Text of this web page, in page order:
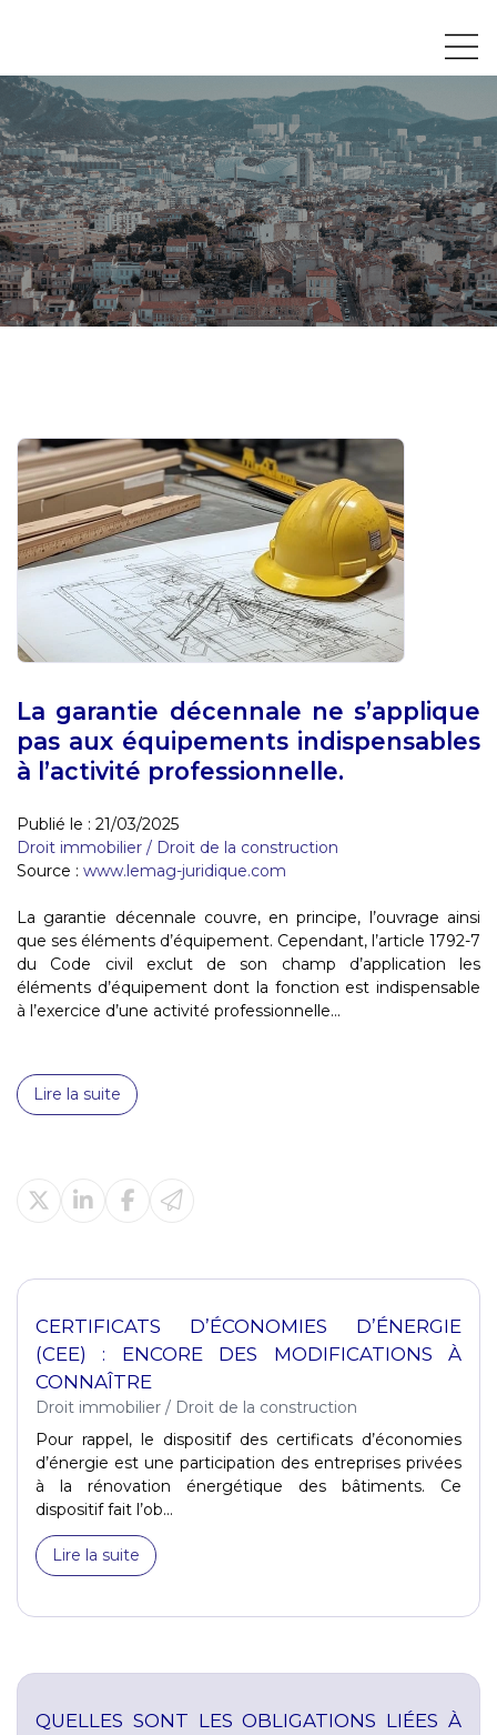
La garantie décennale ne s’applique
pas aux équipements indispensables
à l’activité professionnelle.
Publié le : 21/03/2025
Droit immobilier / Droit de la construction
Source : www.lemag-juridique.com
La garantie décennale couvre, en principe, l’ouvrage ainsi
que ses éléments d’équipement. Cependant, l’article 1792-7
du Code civil exclut de son champ d’application les
éléments d’équipement dont la fonction est indispensable
à l’exercice d’une activité professionnelle...
Lire la suite
CERTIFICATS D’ÉCONOMIES D’ÉNERGIE
(CEE) : ENCORE DES MODIFICATIONS À
CONNAÎTRE
Droit immobilier / Droit de la construction
Pour rappel, le dispositif des certificats d’économies
d’énergie est une participation des entreprises privées
à la rénovation énergétique des bâtiments. Ce
dispositif fait l’ob...
Lire la suite
QUELLES SONT LES OBLIGATIONS LIÉES À